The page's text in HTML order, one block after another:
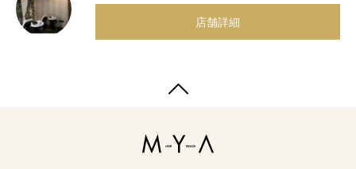
店舗詳細